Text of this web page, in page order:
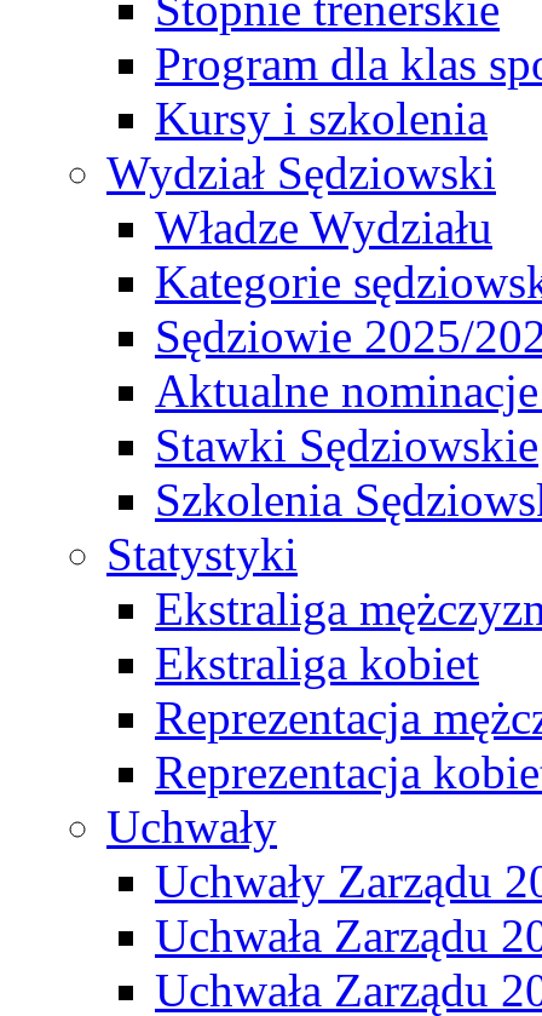
Program dla klas
Kursy i szkolenia
Wydział Sędziowski
Władze Wydziału
Kategorie
Sędziowie 2025/
Aktualne
Stawki Sędziowskie
Szkolenia
Statystyki
Ekstraliga
Ekstraliga kobiet
Reprezentacja
Reprezentacja
Uchwały
Uchwały Zarządu
Uchwała Zarządu
Uchwała Zarządu